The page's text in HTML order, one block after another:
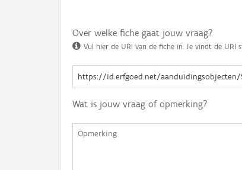
Over welke fiche gaat jouw vraag?
Vul hier de URI van de fiche in. Je vindt de URI
Wat is jouw vraag of opmerking?